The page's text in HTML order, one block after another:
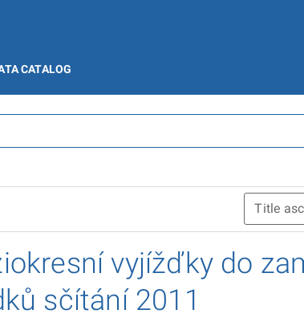
CATALOG
vyjížďky do
sčítání 2011